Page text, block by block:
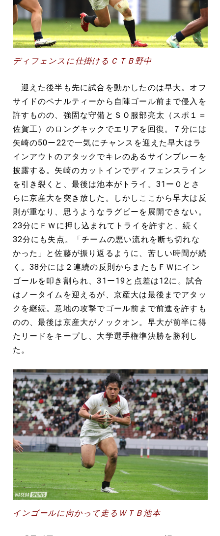
ディフェンスに仕掛けるＣＴＢ野中
迎えた後半も先に試合を動かしたのは早大。オフ
サイドのペナルティーから自陣ゴール前まで侵入を
許すものの、強固な守備とＳＯ服部亮太（スポ１＝
佐賀工）のロングキックでエリアを回復。７分には
矢崎の50ー22で一気にチャンスを迎えた早大はラ
インアウトのアタックでキレのあるサインプレーを
披露する。矢崎のカットインでディフェンスライン
を引き裂くと、最後は池本がトライ。31ー０とさ
らに京産大を突き放した。しかしここから早大は反
則が重なり、思うようなラグビーを展開できない。
23分にＦＷに押し込まれてトライを許すと、続く
32分にも失点。「チームの悪い流れを断ち切れな
かった」と佐藤が振り返るように、苦しい時間が続
く。38分には２連続の反則からまたもＦＷにイン
ゴールを叩き割られ、31ー19と点差は12に。試合
はノータイムを迎えるが、京産大は最後までアタッ
クを継続。意地の攻撃でゴール前まで前進を許すも
のの、最後は京産大がノックオン。早大が前半に得
たリードをキープし、大学選手権準決勝を勝利し
た。
インゴールに向かって走るＷＴＢ池本